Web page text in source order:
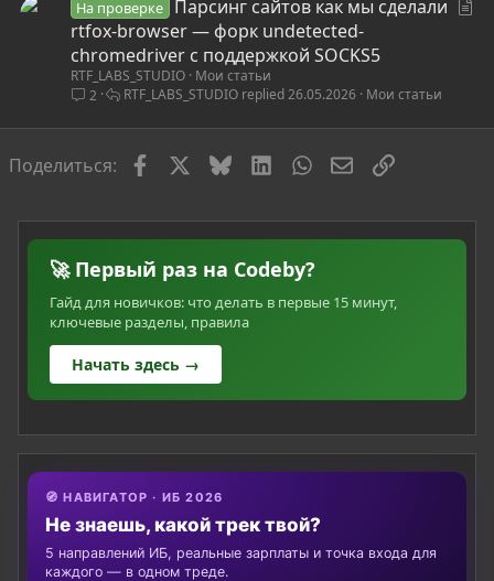
я
На проверке
Парсинг сайтов как мы сделали
rtfox-browser — форк undetected-
chromedriver с поддержкой SOCKS5
RTF_LABS_STUDIO Мои статьи
2
Мои статьи
26.05.2026
RTF_LABS_STUDIO
Поделиться: FacebookBlueskyLinkedInWhatsAppЭлектронная
Ссылка
🚀 Первый раз на Codeby?
Гайд для новичков: что делать в первые 15 минут,
ключевые разделы, правила
Начать здесь →
🧭 НАВИГАТОР · ИБ 2026
Не знаешь, какой трек твой?
5 направлений ИБ, реальные зарплаты и точка входа для
каждого — в одном треде.